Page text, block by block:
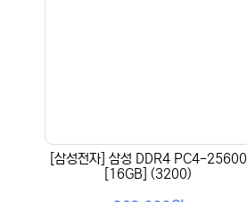
[삼성전자] 삼성 DDR4 PC4-25600
[16GB] (3200)